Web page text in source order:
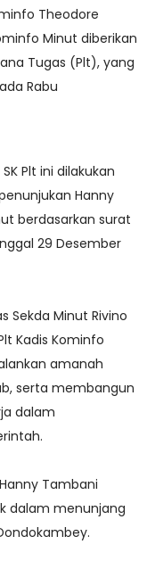
Theodore
Minut diberikan
Tugas (Plt), yang
Rabu
Plt ini dilakukan
Hanny
berdasarkan surat
29 Desember
Sekda Minut Rivino
Kadis Kominfo
amanah
serta membangun
dalam
Tambani
dalam menunjang